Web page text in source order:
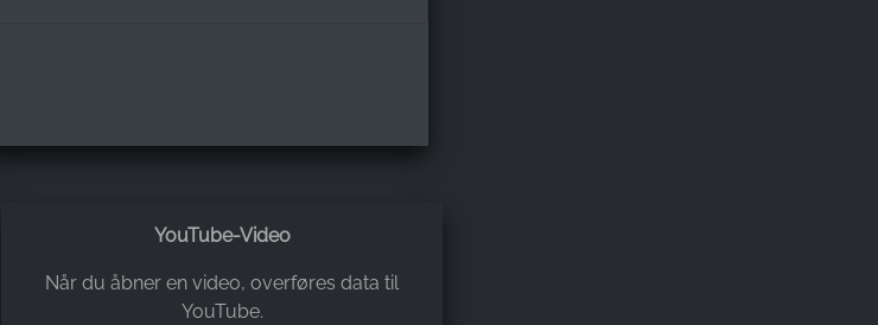
YouTube-Video
Når du åbner en video, overføres data til
YouTube.